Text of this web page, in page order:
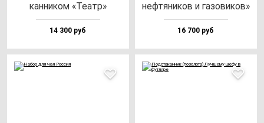
кан­ни­ком «Театр»
14 300 руб
неф­тя­ни­ков и га­зо­ви­ков»
16 700 руб